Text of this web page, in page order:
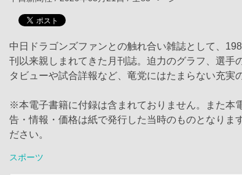
中日ドラゴンズファンとの触れ合い雑誌として、
刊以来親しまれてきた月刊誌。迫力のグラフ、選手
タビューや試合詳報など、竜党にはたまらない充実
※本電子書籍に付録は含まれておりません。また本
告・情報・価格は紙で発行した当時のものとなりま
ださい。
スポーツ